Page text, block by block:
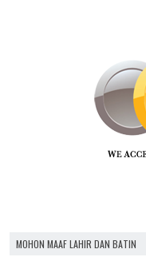
MOHON MAAF LAHIR DAN BATIN